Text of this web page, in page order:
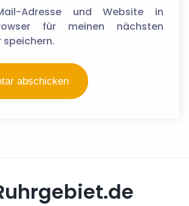
Adresse und Website in
für meinen nächsten